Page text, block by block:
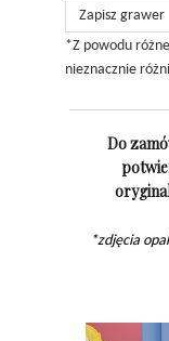
Zapisz grawer
*Z powodu
nieznacznie
Do
*zdjęcia